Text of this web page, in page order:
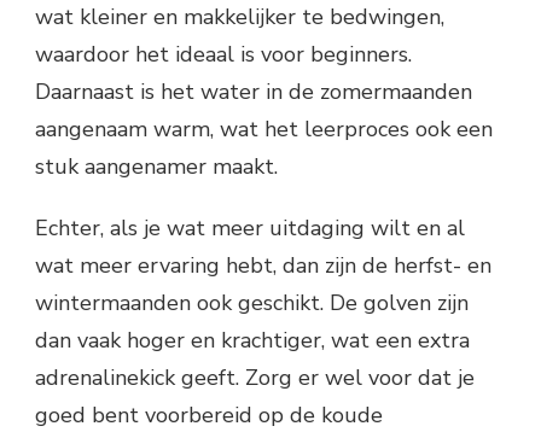
wat kleiner en makkelijker te bedwingen,
waardoor het ideaal is voor beginners.
Daarnaast is het water in de zomermaanden
aangenaam warm, wat het leerproces ook een
stuk aangenamer maakt.
Echter, als je wat meer uitdaging wilt en al
wat meer ervaring hebt, dan zijn de herfst- en
wintermaanden ook geschikt. De golven zijn
dan vaak hoger en krachtiger, wat een extra
adrenalinekick geeft. Zorg er wel voor dat je
goed bent voorbereid op de koude